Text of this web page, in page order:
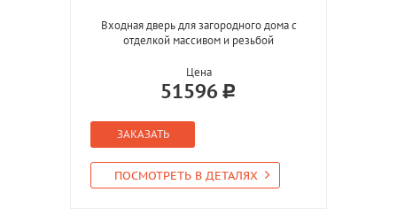
Входная дверь для загородного дома с
отделкой массивом и резьбой
Цена
51596
ЗАКАЗАТЬ
ПОСМОТРЕТЬ В ДЕТАЛЯХ